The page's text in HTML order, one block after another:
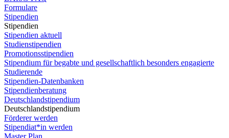
Formulare
Stipendien
Stipendien
Stipendien aktuell
Studienstipendien
Promotionsstipendien
Stipendium für begabte und gesellschaftlich besonders engagierte
Studierende
Stipendien-Datenbanken
Stipendienberatung
Deutschlandstipendium
Deutschlandstipendium
Förderer werden
Stipendiat*in werden
Master Plan